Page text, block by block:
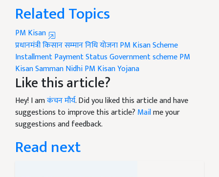
Related Topics
PM Kisan
प्रधानमंत्री किसान सम्मान निधि योजनाPM Kisan Scheme
Installment Payment StatusGovernment schemePM
Kisan Samman NidhiPM Kisan Yojana
Like this article?
Hey! I amकंचन मौर्य. Did you liked this article and have
suggestions to improve this article? Mailme your
suggestions and feedback.
Read next